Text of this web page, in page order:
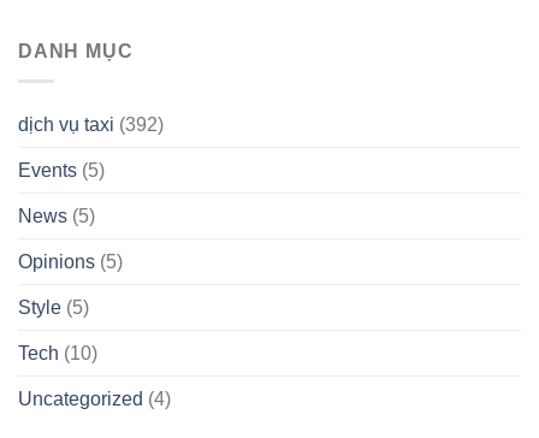
DANH MỤC
dịch vụ taxi (392)
Events (5)
News (5)
Opinions (5)
Style (5)
Tech (10)
Uncategorized (4)